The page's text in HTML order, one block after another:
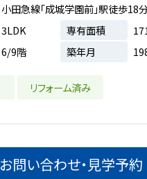
小田急線「成城学園前」駅徒歩18
3LDK 専有面積
6/9階 築年月
リフォーム済み
お問い合わせ・見学予約